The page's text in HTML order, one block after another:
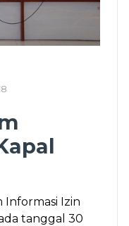
Informasi Izin
tanggal 30